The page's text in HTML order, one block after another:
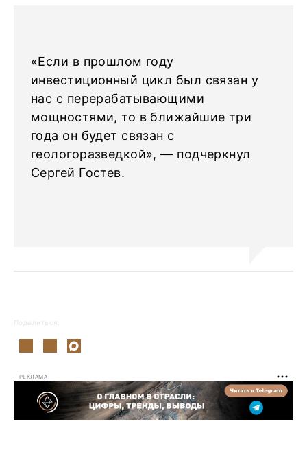
«Если в прошлом году
инвестиционный цикл был связан у
нас с перерабатывающими
мощностями, то в ближайшие три
года он будет связан с
геологоразведкой», — подчеркнул
Сергей Гостев.
Поделиться:
РЕКЛАМА